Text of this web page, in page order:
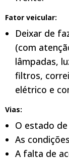
Fator veicular:
Deixar de
(com
lâmpadas,
filtros,
elétrico e
O estado
As
A falta de